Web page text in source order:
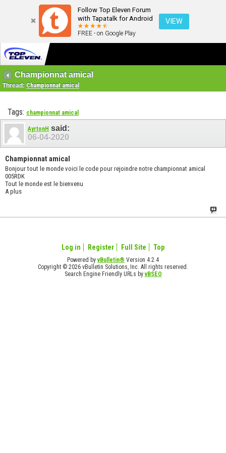
Follow Top Eleven Forum
with Tapatalk for Android
FREE - on Google Play
VIEW
Championnat amical
Thread: Championnat amical
Tags: championnat amical
AyrtonH said:
06-04-2020
Championnat amical
Bonjour tout le monde voici le code pour rejoindre notre championnat amical
005RDK
Tout le monde est le bienvenu
A plus
Log in Register Full Site Top
Powered byvBulletin® Version 4.2.4
Copyright © 2026 vBulletin Solutions, Inc. All rights reserved.
Search Engine Friendly URLs byvBSEO